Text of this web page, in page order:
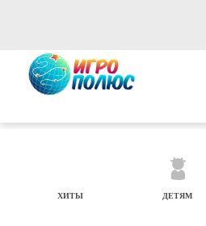
ХИТЫ ДЕТЯМ